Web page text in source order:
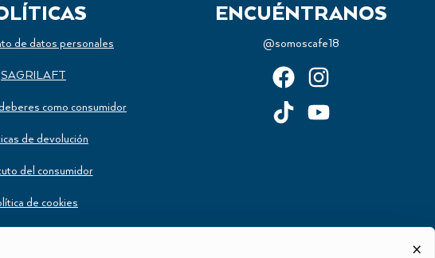
de datos personales
SAGRILAFT
como consumidor
de devolución
del consumidor
de cookies
ENCUÉNTRANOS
@somoscafe18
×